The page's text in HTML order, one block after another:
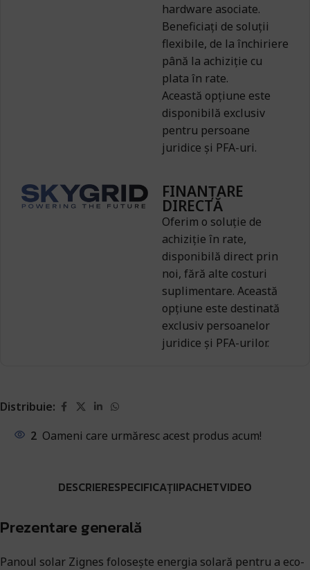
hardware asociate.
Beneficiați de soluții
flexibile, de la închiriere
până la achiziție cu
plata în rate.
Această opțiune este
disponibilă exclusiv
pentru persoane
juridice și PFA-uri.
FINANȚARE
DIRECTĂ
Oferim o soluție de
achiziție în rate,
disponibilă direct prin
noi, fără alte costuri
suplimentare. Această
opțiune este destinată
exclusiv persoanelor
juridice și PFA-urilor.
Distribuie:
2 Oameni care urmăresc acest produs acum!
DESCRIERESPECIFICAȚIIPACHETVIDEO
Prezentare generală
Panoul solar Zignes folosește energia solară pentru a eco-